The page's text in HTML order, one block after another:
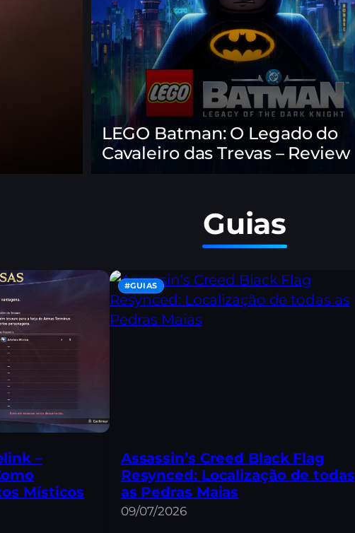
LEGO Batman: O Legado do
Cavaleiro das Trevas – Review
Guias
–
Místicos
#GUIAS
Assassin’s Creed Black Flag
Resynced: Localização de todas
as Pedras Maias
09/07/2026